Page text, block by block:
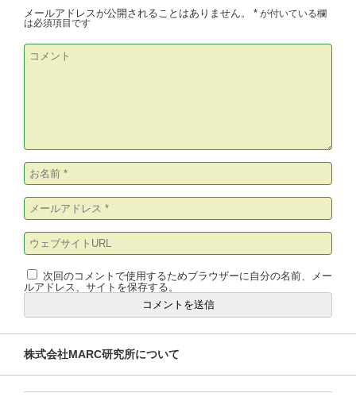
メールアドレスが公開されることはありません。 * が付いている欄
は必須項目です
次回のコメントで使用するためブラウザーに自分の名前、メー
ルアドレス、サイトを保存する。
株式会社MARC研究所について